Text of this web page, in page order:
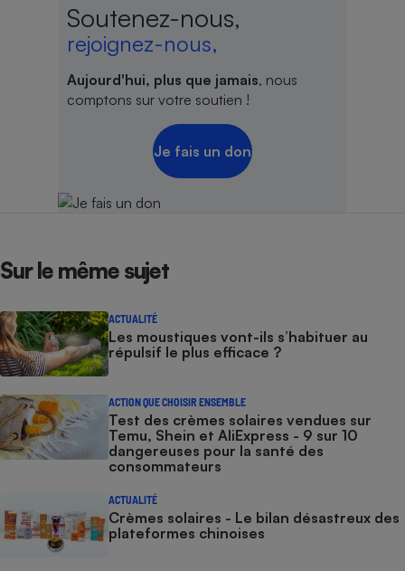
Soutenez-nous,
rejoignez-nous,
Aujourd'hui, plus que jamais, nous
comptons sur votre soutien !
Je fais un don
Sur le même sujet
ACTUALITÉ
Les moustiques vont-ils s’habituer au
répulsif le plus efficace ?
ACTION QUE CHOISIR ENSEMBLE
Test des crèmes solaires vendues sur
Temu, Shein et AliExpress - 9 sur 10
dangereuses pour la santé des
consommateurs
ACTUALITÉ
Crèmes solaires - Le bilan désastreux des
plateformes chinoises